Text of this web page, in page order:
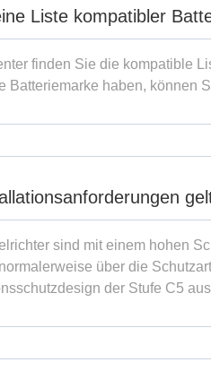
Liste kompatibler
finden Sie die kompatible
Batteriemarke haben, können
sind mit einem hohen
über die
der Stufe C5